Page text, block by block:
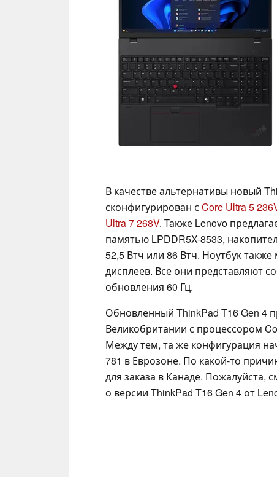
В качестве альтернативы новый
сконфигурирован с Core Ultra 5
Ultra 7 268V. Также Lenovo
памятью LPDDR5X-8533,
52,5 Втч или 86 Втч. Ноутбук
дисплеев. Все они представляют
обновления 60 Гц.
Обновленный ThinkPad T16 Gen 4
Великобритании с процессором
Между тем, та же конфигурация
781 в Еврозоне. По какой-то
для заказа в Канаде. Пожалуйста,
о версии ThinkPad T16 Gen 4 от